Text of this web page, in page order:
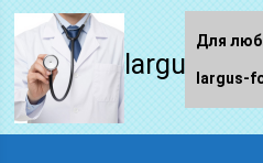
largus-
Для
largus-